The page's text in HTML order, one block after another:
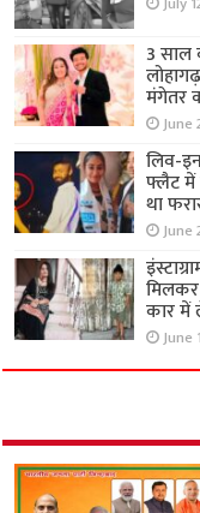
3 साल
मंगेतर
June
लिव-
फ्लैट में
था
June
कार में
June